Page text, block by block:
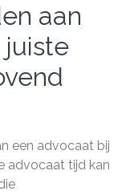
aan
juiste
een advocaat bij
advocaat tijd kan